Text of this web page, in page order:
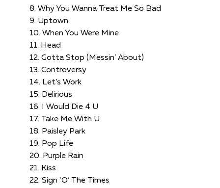
8. Why You Wanna Treat Me So Bad
9. Uptown
10. When You Were Mine
11. Head
12. Gotta Stop (Messin’ About)
13. Controversy
14. Let’s Work
15. Delirious
16. I Would Die 4 U
17. Take Me With U
18. Paisley Park
19. Pop Life
20. Purple Rain
21. Kiss
22. Sign ‘O’ The Times